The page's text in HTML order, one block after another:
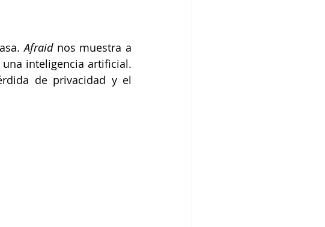
Afraid nos muestra a
inteligencia artificial.
de privacidad y el